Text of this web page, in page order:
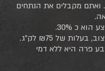
ואתם מקבלים את הנתחים
של ₪75 לק”ג.
פרה היא ללא דמי